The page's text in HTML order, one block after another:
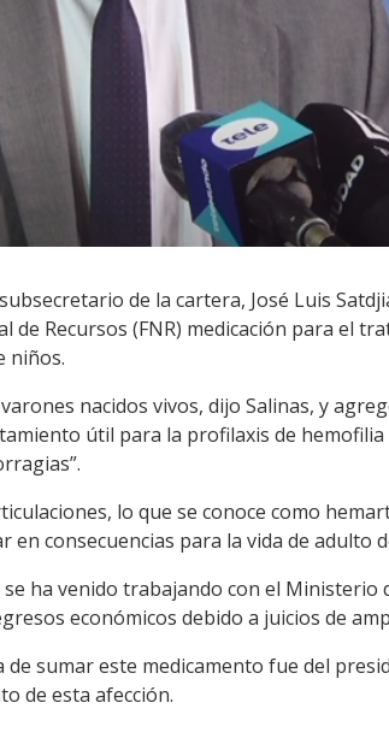
de la cartera, José Luis
de Recursos (FNR) medicación para el
niños.
nacidos vivos, dijo Salinas, y
útil para la profilaxis de hemofilia
lo que se conoce como
consecuencias para la vida de adulto
ha venido trabajando con el Ministerio
económicos debido a juicios de
sumar este medicamento fue del
de esta afección.